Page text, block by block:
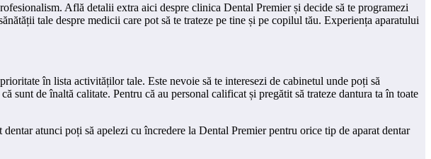
Află detalii extra aici despre clinica Dental Premier și decide să te programezi
tale despre medicii care pot să te trateze pe tine și pe copilul tău. Experiența aparatului
în lista activităților tale. Este nevoie să te interesezi de cabinetul unde poți să
de înaltă calitate. Pentru că au personal calificat și pregătit să trateze dantura ta în toate
atunci poți să apelezi cu încredere la Dental Premier pentru orice tip de aparat dentar